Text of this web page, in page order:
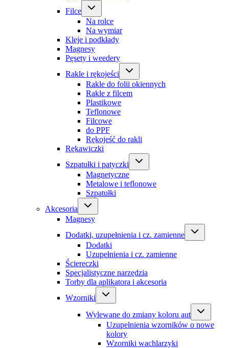
Filce
Na rolce
Na wymiar
Kleje i podkłady
Magnesy
Pęsety i weedery
Rakle i rękojeści
Rakle do folii okiennych
Rakle z filcem
Plastikowe
Teflonowe
Filcowe
do PPF
Rękojeść do rakli
Rękawiczki
Szpatułki i patyczki
Magnetyczne
Metalowe i teflonowe
Szpatułki
Akcesoria
Magnesy
Dodatki, uzupełnienia i cz. zamienne
Dodatki
Uzupełnienia i cz. zamienne
Ściereczki
Specjalistyczne narzędzia
Torby dla aplikatora i akcesoria
Wzorniki
Wylewane do zmiany koloru aut
Uzupełnienia wzorników o nowe
kolory
Wzorniki wachlarzyki